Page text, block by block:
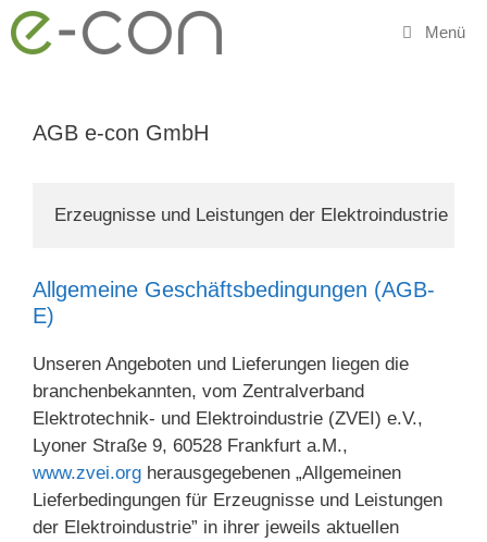
Zum
Inhalt
Menü
AGB e-con GmbH
Erzeugnisse und Leistungen der Elektroindustrie
Allgemeine Geschäftsbedingungen (AGB-
E)
Unseren Angeboten und Lieferungen liegen die
bran­chen­bekannten, vom Zentralverband
Elektrotechnik- und Elektroindustrie (ZVEI) e.V.,
Lyoner Straße 9, 60528 Frankfurt a.M.,
www.zvei.org herausgegebenen „Allgemeinen
Lieferbedingungen für Erzeugnisse und Leistungen
der Elektroin­dustrie” in ihrer jeweils aktuellen